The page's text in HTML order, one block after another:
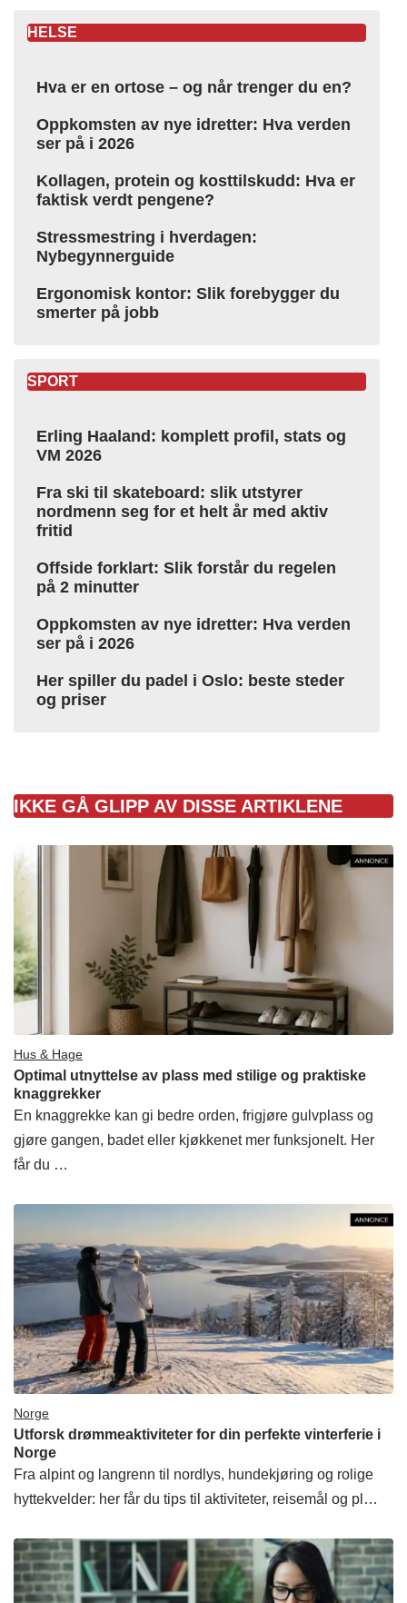
HELSE
Hva er en ortose – og når trenger du en?
Oppkomsten av nye idretter: Hva verden
ser på i 2026
Kollagen, protein og kosttilskudd: Hva er
faktisk verdt pengene?
Stressmestring i hverdagen:
Nybegynnerguide
Ergonomisk kontor: Slik forebygger du
smerter på jobb
SPORT
Erling Haaland: komplett profil, stats og
VM 2026
Fra ski til skateboard: slik utstyrer
nordmenn seg for et helt år med aktiv
fritid
Offside forklart: Slik forstår du regelen
på 2 minutter
Oppkomsten av nye idretter: Hva verden
ser på i 2026
Her spiller du padel i Oslo: beste steder
og priser
IKKE GÅ GLIPP AV DISSE ARTIKLENE
Hus & Hage
Optimal utnyttelse av plass med stilige og praktiske
knaggrekker
En knaggrekke kan gi bedre orden, frigjøre gulvplass og
gjøre gangen, badet eller kjøkkenet mer funksjonelt. Her
får du …
Norge
Utforsk drømmeaktiviteter for din perfekte vinterferie i
Norge
Fra alpint og langrenn til nordlys, hundekjøring og rolige
hyttekvelder: her får du tips til aktiviteter, reisemål og pl…